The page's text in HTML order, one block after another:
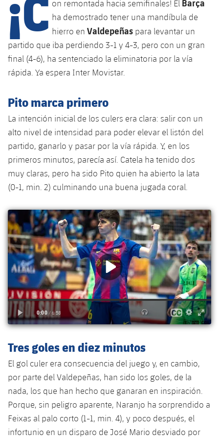
plusicon
más
Instalaciones
Palau Blaugrana
Estadi Johan Cruyff
Barça Cafe
Ciutat Esportiva
La Masia
plusicon
más
Servicios Médicos
Accesibilidad
Acreditaciones
Instalaciones
SUB13
SUB12
SUB11 A
SUB10 A
SUB10 B
SUB9 A
SUB9 B
SUB8 A
SUB8 B
SUB13 B
SUB12 C
SUB11 C
Entradas
Gameday Shows
Resultados
Clasificación
Jugadores
Fotos
Historia
Base
Barça Atlètic
Junior
Cadete A
Cadete B
Infantil A
Infantil B
Mini
Campus Verano
Primer Equipo
plusicon
más
Calendario
Entradas
Resultados
Clasificaciones
Fotos
Historia
Palmarés
Actualidad
Calendario
Resultados
Clasificaciones
Jugadores
Fotos
plusicon
más
Actualidad
Juvenil
Cadete A
Cadete B
Infantil A
Infantil B
PLUSICON
MÁS
Primer equipo
Actualidad
Calendario
Entradas
Resultados
Clasificaciones
Jugadors
Palmarés
Historia
Barça Atlètic
Actualidad
Calendario
Resultados
Jugadores
Clasificaciones
Base
plusicon
más
Actualidad
Juvenil
Cadete
Infantil
Alevín
Campus Verano
PLUSICON
MÁS
Primer equipo
plusicon
más
Actualidad
Calendario
Resultados
Clasificaciones
Barça Atlètic
plusicon
más
Actualidad
Calendario
Resultados
Jugadores
Base
plusicon
más
Actualidad
Barça C
Junior
Campus Verano
PLUSICON
MÁS
Información general
plusicon
más
on remontada hacia semifinales! El Barça
ha demostrado tener una mandíbula de
hierro en Valdepeñas para levantar un
partido que iba perdiendo 3-1 y 4-3, pero con un gran
final (4-6), ha sentenciado la eliminatoria por la vía
rápida. Ya espera Inter Movistar.
Pito marca primero
La intención inicial de los culers era clara: salir con un
alto nivel de intensidad para poder elevar el listón del
partido, ganarlo y pasar por la vía rápida. Y, en los
primeros minutos, parecía así. Catela ha tenido dos
muy claras, pero ha sido Pito quien ha abierto la lata
(0-1, min. 2) culminando una buena jugada coral.
Tres goles en diez minutos
El gol culer era consecuencia del juego y, en cambio,
por parte del Valdepeñas, han sido los goles, de la
nada, los que han hecho que ganaran en inspiración.
Porque, sin peligro aparente, Naranjo ha sorprendido a
Feixas al palo corto (1-1, min. 4), y poco después, el
infortunio en un disparo de José Mario desviado por